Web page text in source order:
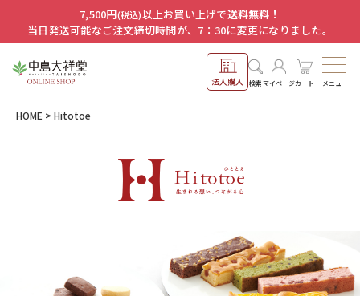
7,500円(税込)以上お買い上げで送料無料！
当日発送可能なご注文締切時間が、7：30に変更になりました。
法人購入 検索マイページカート メニュー
HOME Hitotoe